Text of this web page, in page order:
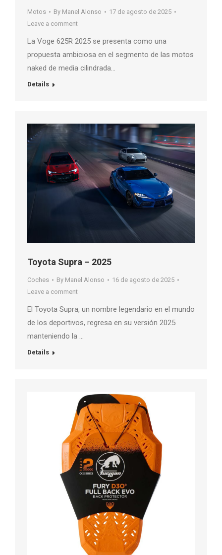
Motos By Manel Alonso
17 de agosto de 2025
Leave a comment
La Voge 625R 2025 se presenta como una
propuesta ambiciosa en el segmento de las motos
naked de media cilindrada…
Details
Toyota Supra – 2025
Coches By Manel Alonso
16 de agosto de 2025
Leave a comment
El Toyota Supra, un nombre legendario en el mundo
de los deportivos, regresa en su versión 2025
manteniendo la …
Details